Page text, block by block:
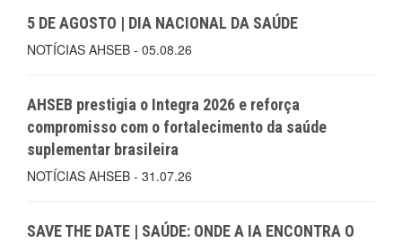
5 DE AGOSTO | DIA NACIONAL DA SAÚDE
NOTÍCIAS AHSEB - 05.08.26
AHSEB prestigia o Integra 2026 e reforça
compromisso com o fortalecimento da saúde
suplementar brasileira
NOTÍCIAS AHSEB - 31.07.26
SAVE THE DATE | SAÚDE: ONDE A IA ENCONTRA O